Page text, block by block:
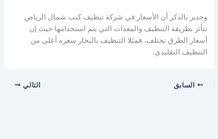
وجدير بالذكر أن الأسعار في شركة تنظيف كنب شمال الرياض
تتأثر بطريقة التنظيف والمعدات التي يتم استخدامها حيث إن
أسعار الطرق تختلف، فمثلا التنظيف بالبخار سعره أعلى من
التنظيف التقليدي.
السابق التالي